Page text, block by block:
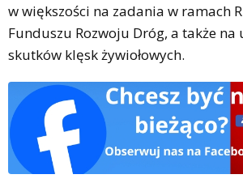
w większości na zadania w ramach
Funduszu Rozwoju Dróg, a także na
skutków klęsk żywiołowych.